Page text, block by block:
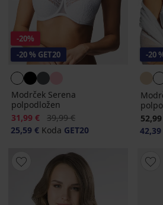
-20%
-20 % GET20
Modrček Serena
polpodložen
Popust
31,99 € Prvotna cena
39,99 €
25,59 € Koda GET20
-20